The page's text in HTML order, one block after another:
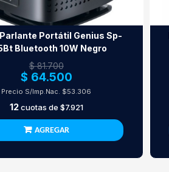
Portátil Genius Sp-
Bluetooth 10W Negro
$ 81.700
$ 64.500
Precio S/Imp.Nac. $53.306
12cuotas de $7.921
AGREGAR